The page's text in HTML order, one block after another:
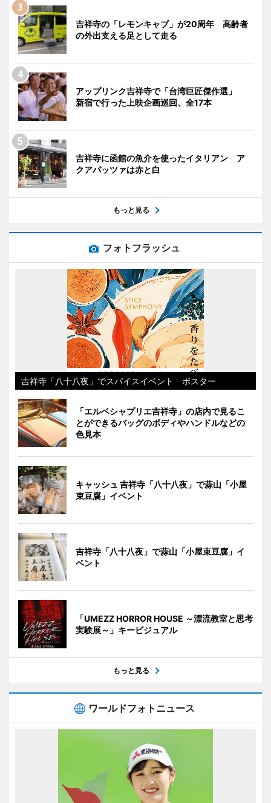
吉祥寺の「レモンキャブ」が20周年 高齢者
の外出支える足として走る
アップリンク吉祥寺で「台湾巨匠傑作選」
新宿で行った上映企画巡回、全17本
吉祥寺に函館の魚介を使ったイタリアン ア
クアパッツァは赤と白
もっと見る
フォトフラッシュ
吉祥寺「八十八夜」でスパイスイベント ポスター
「エルベシャプリエ吉祥寺」の店内で見るこ
とができるバッグのボディやハンドルなどの
色見本
キャッシュ 吉祥寺「八十八夜」で蒜山「小屋
束豆腐」イベント
吉祥寺「八十八夜」で蒜山「小屋束豆腐」イ
ベント
「UMEZZ HORROR HOUSE ～漂流教室と思考
実験展～」キービジュアル
もっと見る
ワールドフォトニュース